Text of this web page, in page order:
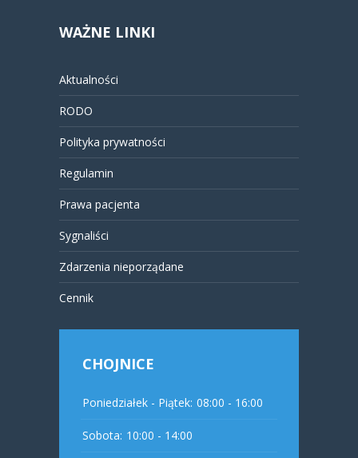
WAŻNE LINKI
Aktualności
RODO
Polityka prywatności
Regulamin
Prawa pacjenta
Sygnaliści
Zdarzenia nieporządane
Cennik
CHOJNICE
Poniedziałek - Piątek: 08:00 - 16:00
Sobota: 10:00 - 14:00